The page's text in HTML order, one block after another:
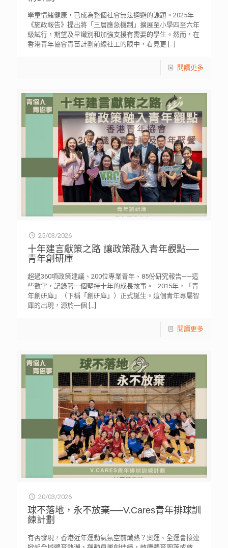
學童情緒健康，已成為整個社會無法迴避的課題。2025年
《施政報告》提出將「三層應急機制」擴展至小學四至六年
級試行，期望及早識別和加強支援有需要的學生。然而，在
香港青年協會青苗計劃前線社工的眼中，看見更 […]
閱讀更多
25/03/2026
十年建言獻策之路 讓政策融入青年觀點──
青年創研庫
超過360項政策建議、200位專業青年、85份研究報告——這
些數字，記錄著一個堅持十年的成長故事。 2015年，「青
年創研庫」（下稱「創研庫」）正式誕生。這個青年專屬智
庫的出現，源於一個 […]
閱讀更多
20/03/2026
球不落地，永不放棄──V.Cares青年排球訓
練計劃
有否發現，香港近年運動氣氛空前熾熱？奧運、全運會接連